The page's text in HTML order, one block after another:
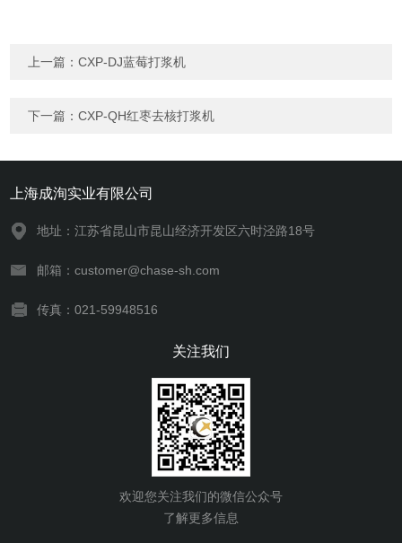
上一篇：CXP-DJ蓝莓打浆机
下一篇：CXP-QH红枣去核打浆机
上海成洵实业有限公司
地址：江苏省昆山市昆山经济开发区六时泾路18号
邮箱：customer@chase-sh.com
传真：021-59948516
关注我们
欢迎您关注我们的微信公众号
了解更多信息